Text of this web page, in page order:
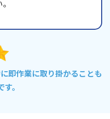
即作業に取り掛かることも
。